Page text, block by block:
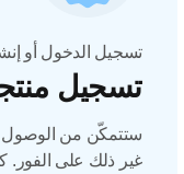
تسجيل الدخول أو
تسجيل
ستتمكّن من الوصول
غير ذلك على الفور.